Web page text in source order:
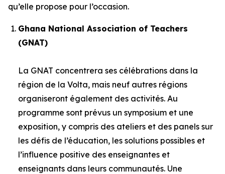
qu’elle propose pour l’occasion.
Ghana National Association of Teachers
(GNAT)
La GNAT concentrera ses célébrations dans la
région de la Volta, mais neuf autres régions
organiseront également des activités. Au
programme sont prévus un symposium et une
exposition, y compris des ateliers et des panels sur
les défis de l’éducation, les solutions possibles et
l’influence positive des enseignantes et
enseignants dans leurs communautés. Une